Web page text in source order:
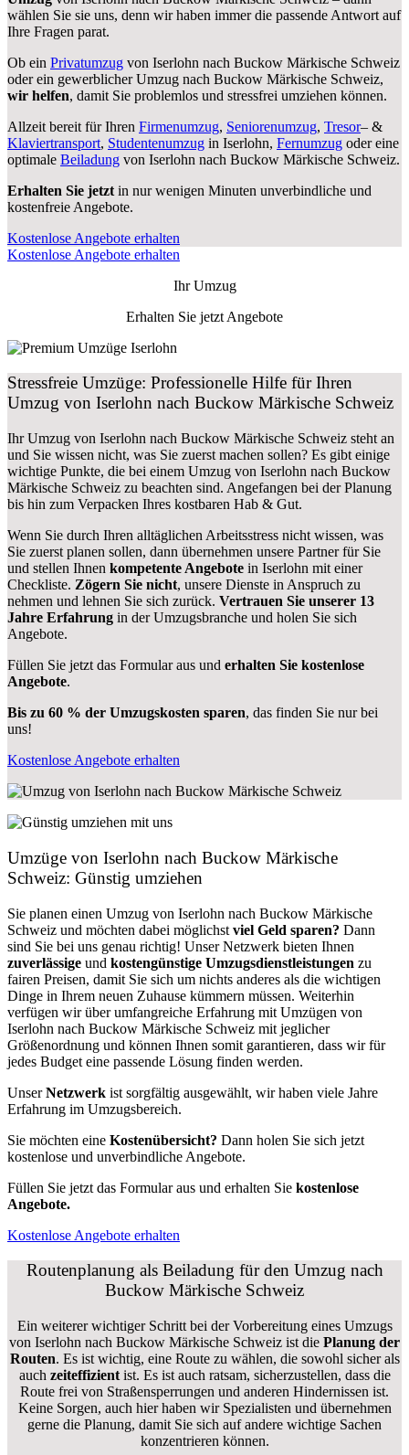
wählen Sie sie uns, denn wir haben immer die passende Antwort auf
Ihre Fragen parat.
Ob ein Privatumzug von Iserlohn nach Buckow Märkische Schweiz
oder ein gewerblicher Umzug nach Buckow Märkische Schweiz,
wir helfen, damit Sie problemlos und stressfrei umziehen können.
Allzeit bereit für Ihren Firmenumzug, Seniorenumzug, Tresor– &
Klaviertransport, Studentenumzug in Iserlohn, Fernumzug oder eine
optimale Beiladung von Iserlohn nach Buckow Märkische Schweiz.
Erhalten Sie jetzt in nur wenigen Minuten unverbindliche und
kostenfreie Angebote.
Kostenlose Angebote erhalten
Kostenlose Angebote erhalten
Ihr Umzug
Erhalten Sie jetzt Angebote
Stressfreie Umzüge: Professionelle Hilfe für Ihren
Umzug von Iserlohn nach Buckow Märkische Schweiz
Ihr Umzug von Iserlohn nach Buckow Märkische Schweiz steht an
und Sie wissen nicht, was Sie zuerst machen sollen? Es gibt einige
wichtige Punkte, die bei einem Umzug von Iserlohn nach Buckow
Märkische Schweiz zu beachten sind. Angefangen bei der Planung
bis hin zum Verpacken Ihres kostbaren Hab & Gut.
Wenn Sie durch Ihren alltäglichen Arbeitsstress nicht wissen, was
Sie zuerst planen sollen, dann übernehmen unsere Partner für Sie
und stellen Ihnen kompetente Angebote in Iserlohn mit einer
Checkliste. Zögern Sie nicht, unsere Dienste in Anspruch zu
nehmen und lehnen Sie sich zurück. Vertrauen Sie unserer 13
Jahre Erfahrung in der Umzugsbranche und holen Sie sich
Angebote.
Füllen Sie jetzt das Formular aus und erhalten Sie kostenlose
Angebote.
Bis zu 60 % der Umzugskosten sparen, das finden Sie nur bei
uns!
Kostenlose Angebote erhalten
Umzüge von Iserlohn nach Buckow Märkische
Schweiz: Günstig umziehen
Sie planen einen Umzug von Iserlohn nach Buckow Märkische
Schweiz und möchten dabei möglichst viel Geld sparen? Dann
sind Sie bei uns genau richtig! Unser Netzwerk bieten Ihnen
zuverlässige und kostengünstige Umzugsdienstleistungen zu
fairen Preisen, damit Sie sich um nichts anderes als die wichtigen
Dinge in Ihrem neuen Zuhause kümmern müssen. Weiterhin
verfügen wir über umfangreiche Erfahrung mit Umzügen von
Iserlohn nach Buckow Märkische Schweiz mit jeglicher
Größenordnung und können Ihnen somit garantieren, dass wir für
jedes Budget eine passende Lösung finden werden.
UnserNetzwerk ist sorgfältig ausgewählt, wir haben viele Jahre
Erfahrung im Umzugsbereich.
Sie möchten eine Kostenübersicht? Dann holen Sie sich jetzt
kostenlose und unverbindliche Angebote.
Füllen Sie jetzt das Formular aus und erhalten Sie kostenlose
Angebote.
Kostenlose Angebote erhalten
Routenplanung als Beiladung für den Umzug nach
Buckow Märkische Schweiz
Ein weiterer wichtiger Schritt bei der Vorbereitung eines Umzugs
von Iserlohn nach Buckow Märkische Schweiz ist die Planung der
Routen. Es ist wichtig, eine Route zu wählen, die sowohl sicher als
auch zeiteffizientist. Es ist auch ratsam, sicherzustellen, dass die
Route frei von Straßensperrungen und anderen Hindernissen ist.
Keine Sorgen, auch hier haben wir Spezialisten und übernehmen
gerne die Planung, damit Sie sich auf andere wichtige Sachen
konzentrieren können.